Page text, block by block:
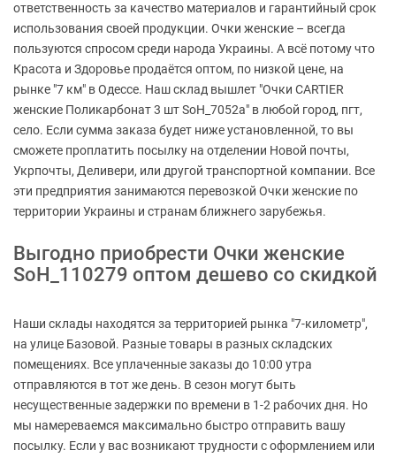
ответственность за качество материалов и гарантийный срок
использования своей продукции. Очки женские – всегда
пользуются спросом среди народа Украины. А всё потому что
Красота и Здоровье продаётся оптом, по низкой цене, на
рынке "7 км" в Одессе. Наш склад вышлет "Очки CARTIER
женские Поликарбонат 3 шт SoH_7052a" в любой город, пгт,
село. Если сумма заказа будет ниже установленной, то вы
сможете проплатить посылку на отделении Новой почты,
Укрпочты, Деливери, или другой транспортной компании. Все
эти предприятия занимаются перевозкой Очки женские по
территории Украины и странам ближнего зарубежья.
Выгодно приобрести Очки женские
SoH_110279 оптом дешево со скидкой
Наши склады находятся за территорией рынка "7-километр",
на улице Базовой. Разные товары в разных складских
помещениях. Все уплаченные заказы до 10:00 утра
отправляются в тот же день. В сезон могут быть
несущественные задержки по времени в 1-2 рабочих дня. Но
мы намереваемся максимально быстро отправить вашу
посылку. Если у вас возникают трудности с оформлением или